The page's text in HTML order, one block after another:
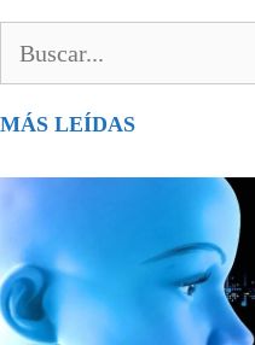
MÁS LEÍDAS